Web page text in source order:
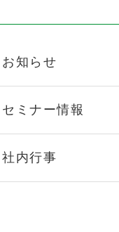
お知らせ
セミナー情報
社内行事